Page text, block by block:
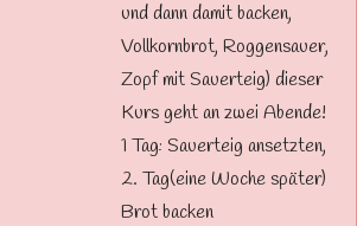
und dann damit backen,
Vollkornbrot, Roggensauer,
Zopf mit Sauerteig) dieser
Kurs geht an zwei Abende!
1 Tag: Sauerteig ansetzten,
2. Tag(eine Woche später)
Brot backen